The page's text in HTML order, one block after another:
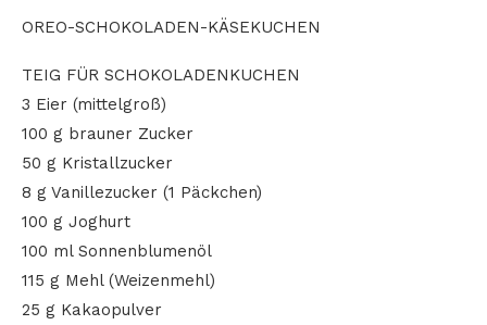
OREO-SCHOKOLADEN-KÄSEKUCHEN
TEIG FÜR SCHOKOLADENKUCHEN
3 Eier (mittelgroß)
100 g brauner Zucker
50 g Kristallzucker
8 g Vanillezucker (1 Päckchen)
100 g Joghurt
100 ml Sonnenblumenöl
115 g Mehl (Weizenmehl)
25 g Kakaopulver